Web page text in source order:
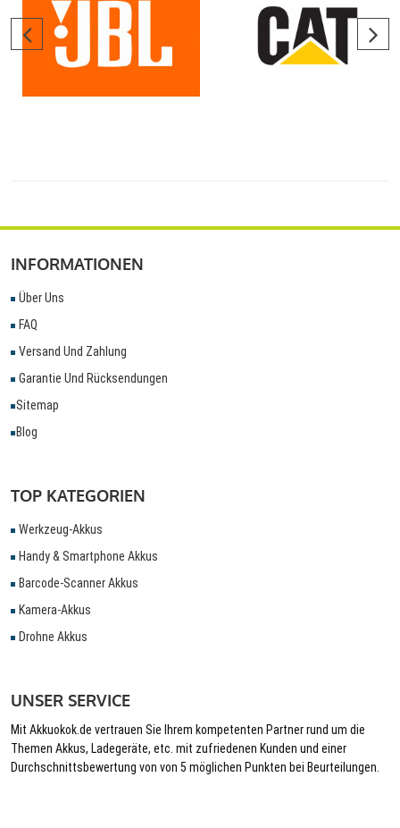
INFORMATIONEN
Über Uns
FAQ
Versand Und Zahlung
Garantie Und Rücksendungen
Sitemap
Blog
TOP KATEGORIEN
Werkzeug-Akkus
Handy & Smartphone Akkus
Barcode-Scanner Akkus
Kamera-Akkus
Drohne Akkus
UNSER SERVICE
Mit Akkuokok.de vertrauen Sie Ihrem kompetenten Partner rund um die
Themen Akkus, Ladegeräte, etc. mit zufriedenen Kunden und einer
Durchschnittsbewertung von von 5 möglichen Punkten bei Beurteilungen.